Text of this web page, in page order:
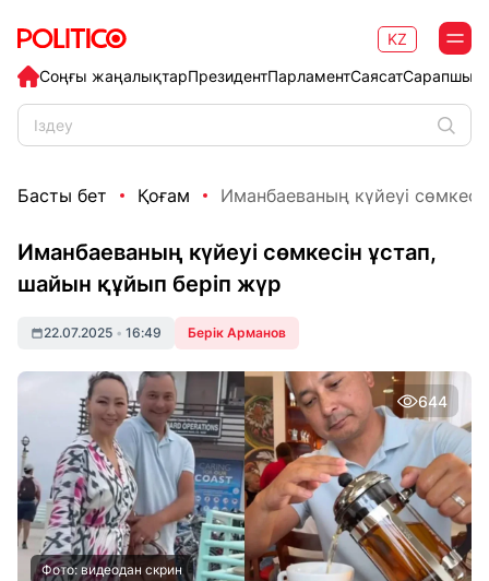
Соңғы жаңалықтарПрезидентПарламентСаясат
KZ
Басты бет Қоғам Иманбаеваның күйеуі
Иманбаеваның күйеуі сөмкесін ұстап,
шайын құйып беріп жүр
22.07.2025 • 16:49 Берік Арманов
644
Фото: видеодан скрин